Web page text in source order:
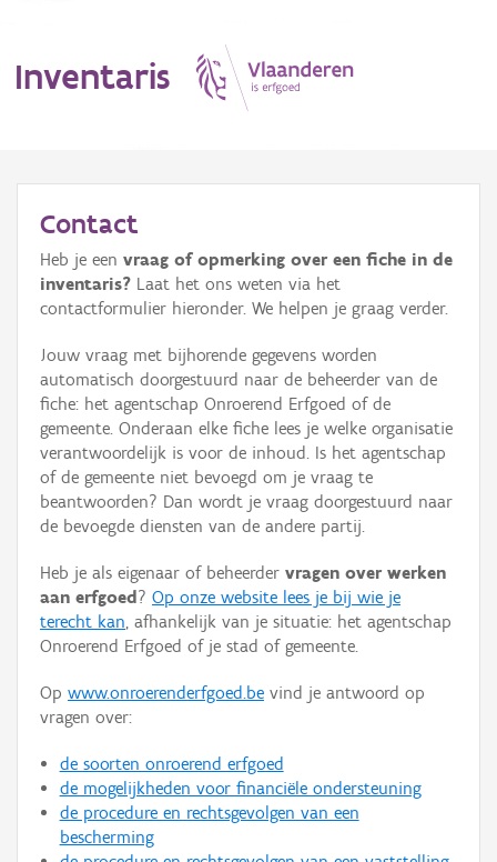
Inventaris
Erfgoedobject
Aanduidingsobject
Waarneming
Thema
Gebeurtenis
Persoon of collectief
Hergebruik
Aanmelden
Contact
Heb je een vraag of opmerking over een fiche in de
inventaris? Laat het ons weten via het
contactformulier hieronder. We helpen je graag verder.
Jouw vraag met bijhorende gegevens worden
automatisch doorgestuurd naar de beheerder van de
fiche: het agentschap Onroerend Erfgoed of de
gemeente. Onderaan elke fiche lees je welke organisatie
verantwoordelijk is voor de inhoud. Is het agentschap
of de gemeente niet bevoegd om je vraag te
beantwoorden? Dan wordt je vraag doorgestuurd naar
de bevoegde diensten van de andere partij.
Heb je als eigenaar of beheerder vragen over werken
aan erfgoed ? Op onze website lees je bij wie je
terecht kan, afhankelijk van je situatie: het agentschap
Onroerend Erfgoed of je stad of gemeente.
Op www.onroerenderfgoed.be vind je antwoord op
vragen over:
de soorten onroerend erfgoed
de mogelijkheden voor financiële ondersteuning
de procedure en rechtsgevolgen van een
bescherming